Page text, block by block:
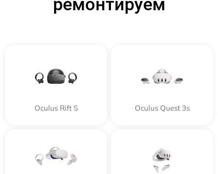
ремонтируем
Oculus Rift S Oculus Quest 3s